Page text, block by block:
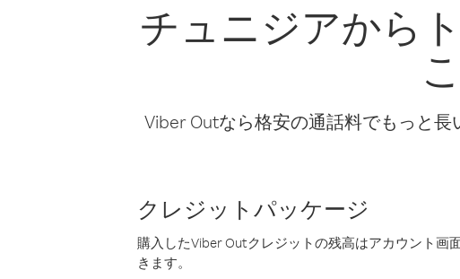
チュニジアから
Viber Outなら格安の通話料でもっと
クレジットパッケージ
購入したViber Outクレジットの残高はアカウント画
きます。